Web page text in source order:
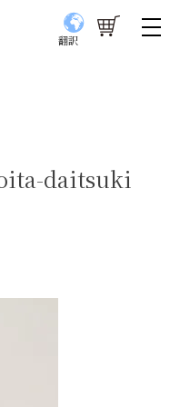
翻訳
daitsuki